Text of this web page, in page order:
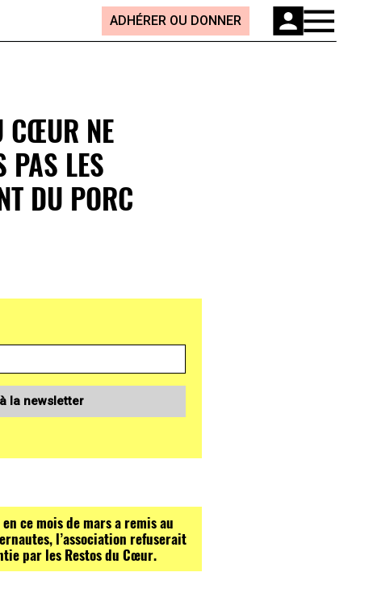
ADHÉRER OU DONNER
CŒUR NE
PAS LES
DU PORC
la newsletter
ce mois de mars a remis au
l’association refuserait
par les Restos du Cœur.